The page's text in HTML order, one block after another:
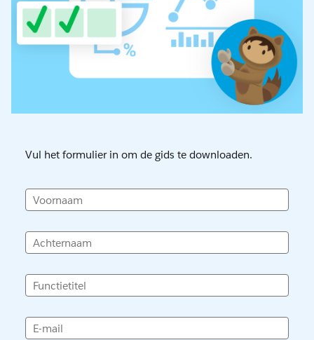
Vul het formulier in om de gids te downloaden.
Voornaam
Achternaam
Functietitel
E-mail